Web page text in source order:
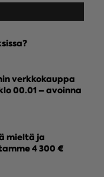
verkkokauppa
00.01 – avoinna
mieltä ja
4 300 €